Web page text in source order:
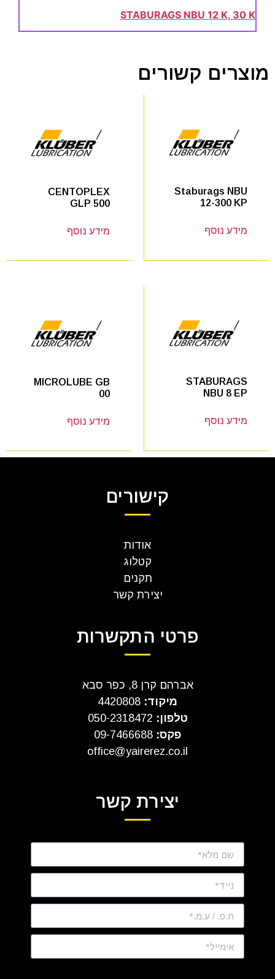
STABURAGS NBU 12 K, 30 K
מוצרים קשורים
Staburags NBU
12-300 KP
מידע נוסף
CENTOPLEX
GLP 500
מידע נוסף
STABURAGS
NBU 8 EP
מידע נוסף
MICROLUBE GB
00
מידע נוסף
קישורים
אודות
קטלוג
תקנים
יצירת קשר
פרטי התקשרות
אברהם קרן 8, כפר סבא
מיקוד:
טלפון:
פקס: 09-7466688
office@yairerez.co.il
יצירת קשר